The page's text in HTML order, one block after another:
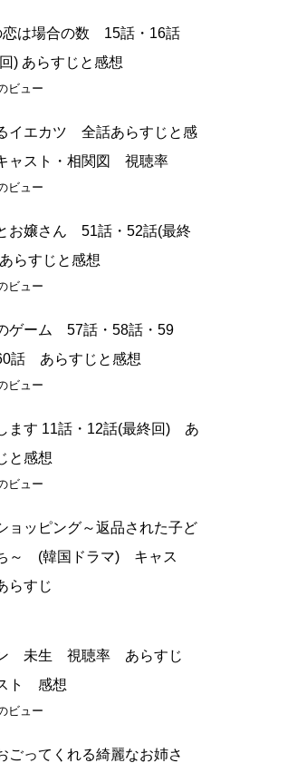
恋は場合の数 15話・16話
) あらすじと感想
ビュー
イエカツ 全話あらすじと感
スト・相関図 視聴率
ビュー
お嬢さん 51話・52話(最終
らすじと感想
ビュー
ゲーム 57話・58話・59
話 あらすじと感想
ビュー
ます 11話・12話(最終回) あ
と感想
ビュー
ョッピング～返品された子ど
～ (韓国ドラマ) キャス
らすじ
ン 未生 視聴率 あらすじ
ト 感想
ビュー
ごってくれる綺麗なお姉さ